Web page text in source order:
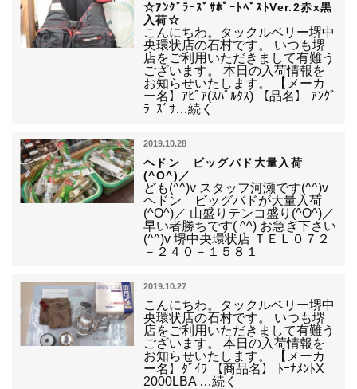
☆ｱﾝｸﾞﾗｰｽﾞｻﾎﾟｰﾄﾍﾞｽﾄVer.2赤x黒
入荷☆
こんにちわ。タックルベリー堺中
央環状店の石村です。 いつも堺
店をご利用いただきまして有難う
ございます。 本日の入荷情報を
お知らせいたします。 【メーカ
ー名】ｱﾋﾟｱ(ｽﾊﾟﾙﾀｽ) 【品名】 ｱﾝｸﾞ
ﾗｰｽﾞｻ…続く
2019.10.28
ヘドン ビッグバド大量入荷
(^O^)／
ども(^^)v スタッフ河瀬です(^^)v
ヘドン ビッグバドが大量入荷
(^O^)／ 山盛りテンコ盛り(^O^)／
早い者勝ちです( ^^) お急ぎ下さい
(^^)v 堺中央環状店 ＴＥＬ０７２
－２４０－１５８１
2019.10.27
こんにちわ。タックルベリー堺中
央環状店の石村です。 いつも堺
店をご利用いただきまして有難う
ございます。 本日の入荷情報を
お知らせいたします。 【メーカ
ー名】ﾀﾞｲﾜ 【商品名】 ﾄｰﾅﾒﾝﾄX
2000LBA …続く